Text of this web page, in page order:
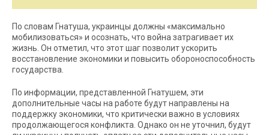
По словам Гнатуша, украинцы должны «максимально
мобилизоваться» и осознать, что война затрагивает их
жизнь. Он отметил, что этот шаг позволит ускорить
восстановление экономики и повысить обороноспособность
государства.
По информации, представленной Гнатушем, эти
дополнительные часы на работе будут направлены на
поддержку экономики, что критически важно в условиях
продолжающегося конфликта. Однако он не уточнил, будут